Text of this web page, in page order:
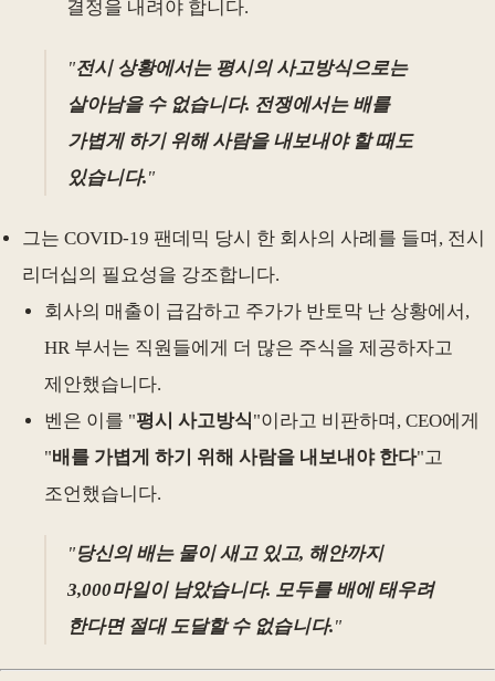
결정을 내려야 합니다.
"전시 상황에서는 평시의 사고방식으로는
살아남을 수 없습니다. 전쟁에서는 배를
가볍게 하기 위해 사람을 내보내야 할 때도
있습니다."
그는 COVID-19 팬데믹 당시 한 회사의 사례를 들며, 전시
리더십의 필요성을 강조합니다.
회사의 매출이 급감하고 주가가 반토막 난 상황에서,
HR 부서는 직원들에게 더 많은 주식을 제공하자고
제안했습니다.
벤은 이를 "평시 사고방식"이라고 비판하며, CEO에게
"배를 가볍게 하기 위해 사람을 내보내야 한다"고
조언했습니다.
"당신의 배는 물이 새고 있고, 해안까지
3,000마일이 남았습니다. 모두를 배에 태우려
한다면 절대 도달할 수 없습니다."